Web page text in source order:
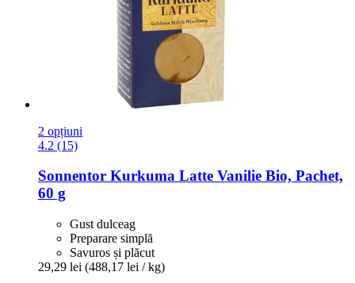
2 opțiuni
4.2 (15)
Sonnentor Kurkuma Latte Vanilie Bio, Pachet,
60 g
Gust dulceag
Preparare simplă
Savuros și plăcut
29,29 lei (488,17 lei / kg)